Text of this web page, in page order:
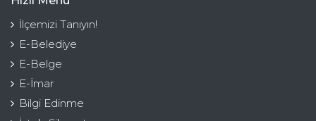
İlçemizi Tanıyın!
E-Belediye
E-Belge
E-İmar
Bilgi Edinme